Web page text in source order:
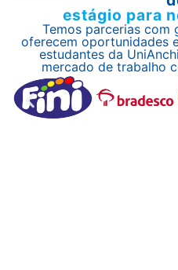
estágio para
Temos parcerias com
oferecem oportunidades
estudantes da
mercado de trabalho